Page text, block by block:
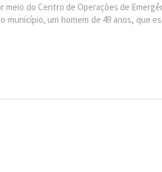
meio do Centro de Operações de
município, um homem de 49 anos, que